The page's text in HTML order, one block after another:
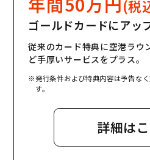
(税
ゴールドカードにアッ
従来のカード特典に空港ラウ
ど手厚いサービスをプラス。
※発行条件および特典内容は予告な
す。
詳細は